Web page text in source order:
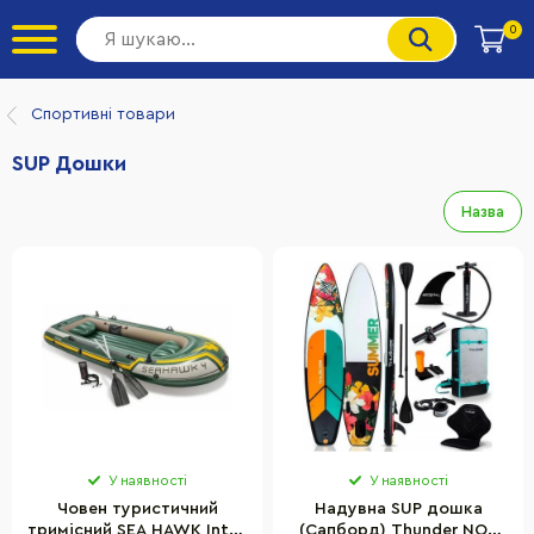
0
Спортивні товари
SUP Дошки
Назва
У наявності
Човен туристичний
тримісний SEA HAWK Intex
У наявності
Надувна SUP дошка
(Сапборд) Thunder NOX